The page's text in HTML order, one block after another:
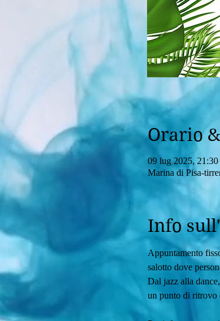
Orario
09 lug 2025,
Marina di Pisa-
Info
Appuntamento
salotto dove
Dal jazz alla
un punto di ritrovo